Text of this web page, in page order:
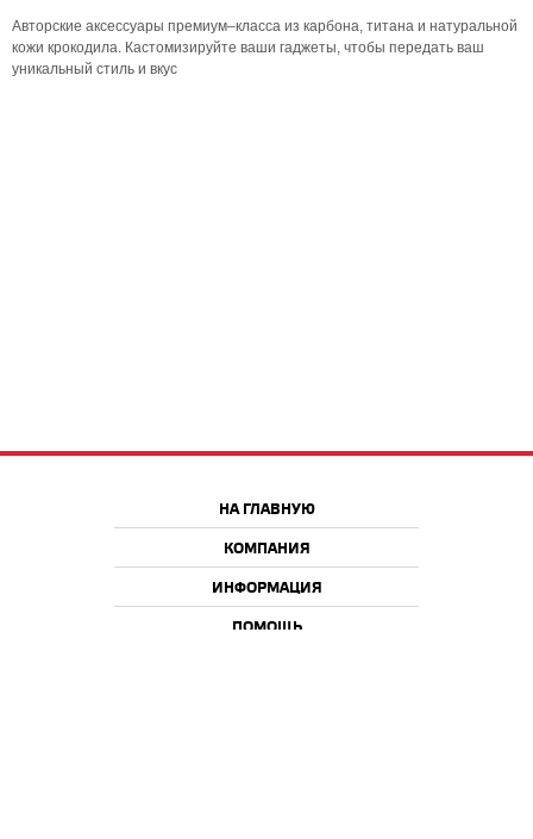
Авторские аксессуары премиум–класса из карбона, титана и натуральной
кожи крокодила. Кастомизируйте ваши гаджеты, чтобы передать ваш
уникальный стиль и вкус
НА ГЛАВНУЮ
КОМПАНИЯ
ИНФОРМАЦИЯ
ПОМОЩЬ